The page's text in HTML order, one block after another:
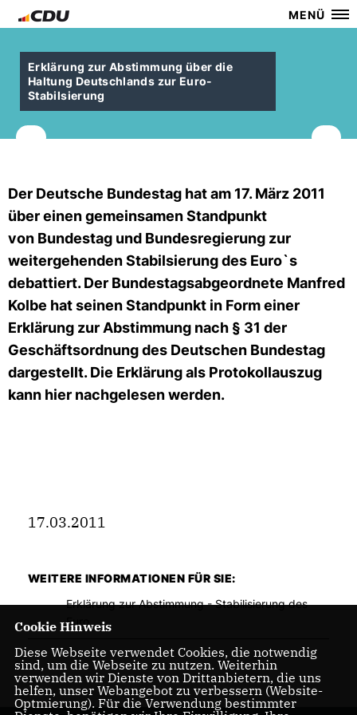
MENÜ
Erklärung zur Abstimmung über die
Haltung Deutschlands zur Euro-
Stabilsierung
Der Deutsche Bundestag hat am 17. März 2011
über einen gemeinsamen Standpunkt
von Bundestag und Bundesregierung zur
weitergehenden Stabilsierung des Euro`s
debattiert. Der Bundestagsabgeordnete Manfred
Kolbe hat seinen Standpunkt in Form einer
Erklärung zur Abstimmung nach § 31 der
Geschäftsordnung des Deutschen Bundestag
dargestellt. Die Erklärung als Protokollauszug
kann hier nachgelesen werden.
17.03.2011
WEITERE INFORMATIONEN FÜR SIE:
Erklärung zur Abstimmung - Stabilisierung des
Euro
Cookie Hinweis
Diese Webseite verwendet Cookies, die notwendig
sind, um die Webseite zu nutzen. Weiterhin
verwenden wir Dienste von Drittanbietern, die uns
helfen, unser Webangebot zu verbessern (Website-
Optmierung). Für die Verwendung bestimmter